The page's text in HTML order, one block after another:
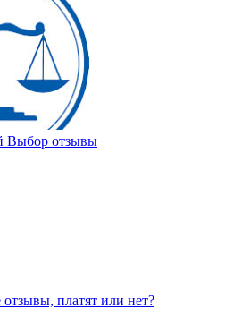
Выбор отзывы
платят или нет?